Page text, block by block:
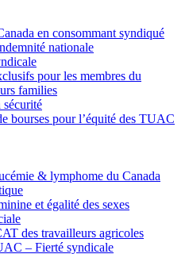
en consommant syndiqué
nationale
pour les membres du
families
sécurité
bourses pour l’équité des TUAC
& lymphome du Canada
et égalité des sexes
des travailleurs agricoles
– Fierté syndicale